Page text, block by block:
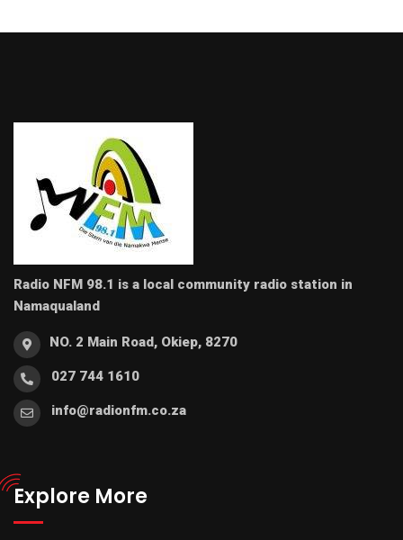
Radio NFM 98.1 is a local community radio station in
Namaqualand
NO. 2 Main Road, Okiep, 8270
027 744 1610
info@radionfm.co.za
Explore More